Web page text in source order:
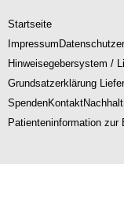
Startseite
Impressum
Hinweisegebersystem /
Grundsatzerklärung
SpendenKontakt
Patienteninformation zur